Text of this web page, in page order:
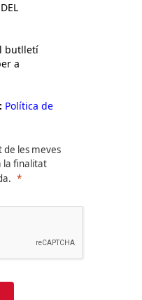
butlletí
a
Política de
les meves
la finalitat